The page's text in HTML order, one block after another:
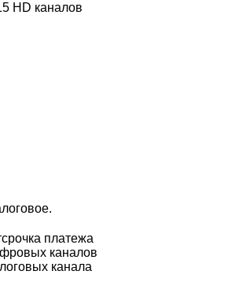
HD каналов
платежа
каналов
канала